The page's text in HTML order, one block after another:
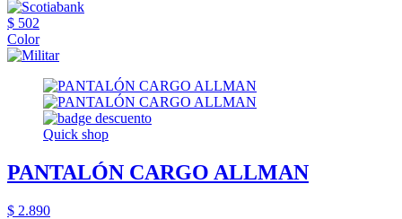
$ 502
Color
Quick shop
PANTALÓN CARGO ALLMAN
$ 2.890